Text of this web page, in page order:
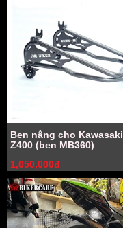
Ben nâng cho Kawasaki
Z400 (ben MB360)
1,050,000đ